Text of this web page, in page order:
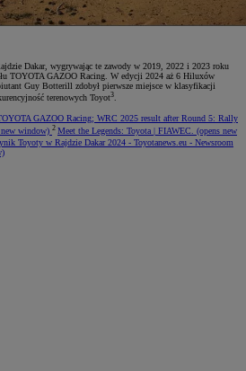
Dakar, wygrywając te zawody w 2019, 2022 i 2023 roku
TOYOTA GAZOO Racing. W edycji 2024 aż 6 Hiluxów
Guy Botterill zdobył pierwsze miejsce w klasyfikacji
terenowych Toyot3
GAZOO Racing; WRC 2025 result after Round 5: Rally
new window) 2 Meet the Legends: Toyota | FIAWEC. (opens new
Toyoty w Rajdzie Dakar 2024 - Toyotanews.eu - Newsroom